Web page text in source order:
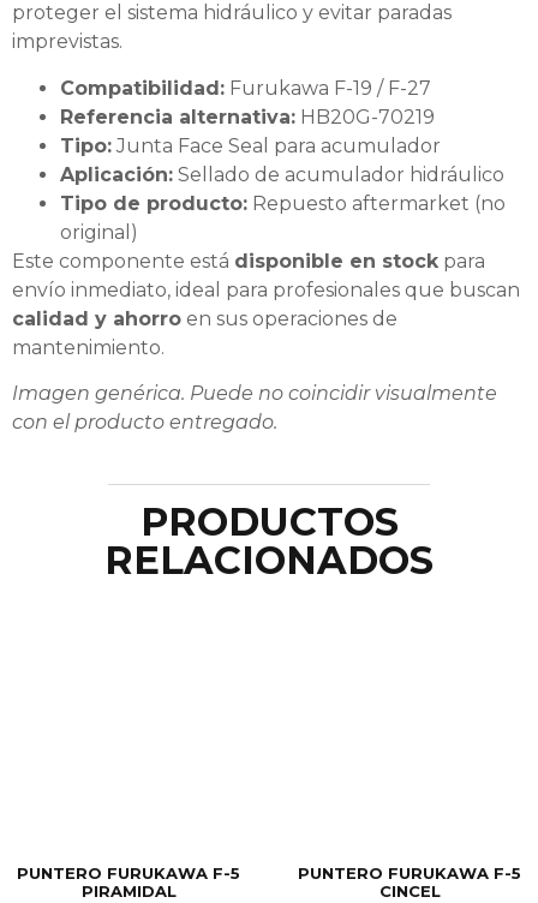
proteger el sistema hidráulico y evitar paradas
imprevistas.
Compatibilidad: Furukawa F-19 / F-27
Referencia alternativa: HB20G-70219
Tipo:Junta Face Seal para acumulador
Aplicación: Sellado de acumulador hidráulico
Tipo de producto: Repuesto aftermarket (no
original)
Este componente está disponible en stock para
envío inmediato, ideal para profesionales que buscan
calidad y ahorro en sus operaciones de
mantenimiento.
Imagen genérica. Puede no coincidir visualmente
con el producto entregado.
PRODUCTOS
RELACIONADOS
PUNTERO FURUKAWA F-5
PIRAMIDAL
PUNTERO FURUKAWA F-5
CINCEL